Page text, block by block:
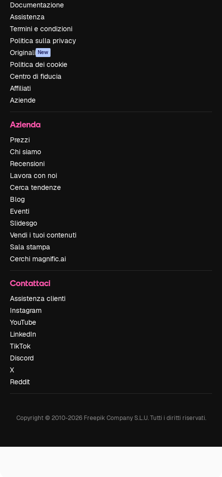
Documentazione
Assistenza
Termini e condizioni
Politica sulla privacy
Originali New
Politica dei cookie
Centro di fiducia
Affiliati
Aziende
Azienda
Prezzi
Chi siamo
Recensioni
Lavora con noi
Cerca tendenze
Blog
Eventi
Slidesgo
Vendi i tuoi contenuti
Sala stampa
Cerchi magnific.ai
Contattaci
Assistenza clienti
Instagram
YouTube
LinkedIn
TikTok
Discord
X
Reddit
Copyright © 2010-2026Freepik Company S.L.U. Tutti i diritti riservati.